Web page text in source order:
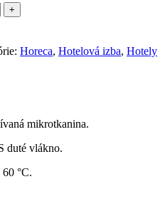
Horeca, Hotelová izba, Hotely
mikrotkanina.
duté vlákno.
°C.